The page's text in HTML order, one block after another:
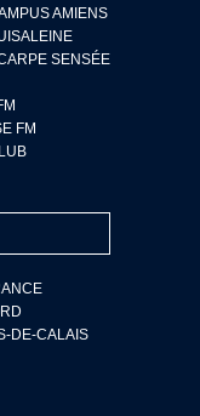
AMIENS
SENSÉE
FM
DE-CALAIS